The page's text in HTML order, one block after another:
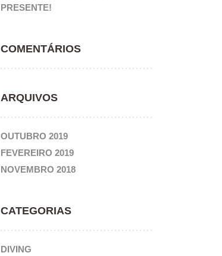
PRESENTE!
COMENTÁRIOS
ARQUIVOS
OUTUBRO 2019
FEVEREIRO 2019
NOVEMBRO 2018
CATEGORIAS
DIVING